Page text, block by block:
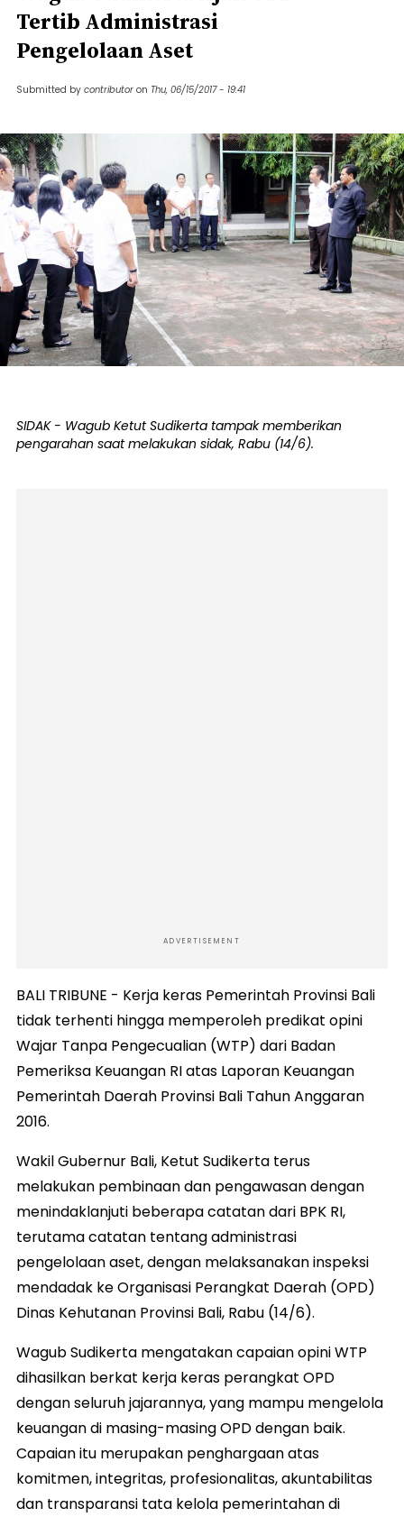
Tertib Administrasi
Pengelolaan Aset
Submitted by contributor on Thu, 06/15/2017 - 19:41
SIDAK - Wagub Ketut Sudikerta tampak memberikan
pengarahan saat melakukan sidak, Rabu (14/6).
ADVERTISEMENT
BALI TRIBUNE - Kerja keras Pemerintah Provinsi Bali
tidak terhenti hingga memperoleh predikat opini
Wajar Tanpa Pengecualian (WTP) dari Badan
Pemeriksa Keuangan RI atas Laporan Keuangan
Pemerintah Daerah Provinsi Bali Tahun Anggaran
2016.
Wakil Gubernur Bali, Ketut Sudikerta terus
melakukan pembinaan dan pengawasan dengan
menindaklanjuti beberapa catatan dari BPK RI,
terutama catatan tentang administrasi
pengelolaan aset, dengan melaksanakan inspeksi
mendadak ke Organisasi Perangkat Daerah (OPD)
Dinas Kehutanan Provinsi Bali, Rabu (14/6).
Wagub Sudikerta mengatakan capaian opini WTP
dihasilkan berkat kerja keras perangkat OPD
dengan seluruh jajarannya, yang mampu mengelola
keuangan di masing-masing OPD dengan baik.
Capaian itu merupakan penghargaan atas
komitmen, integritas, profesionalitas, akuntabilitas
dan transparansi tata kelola pemerintahan di